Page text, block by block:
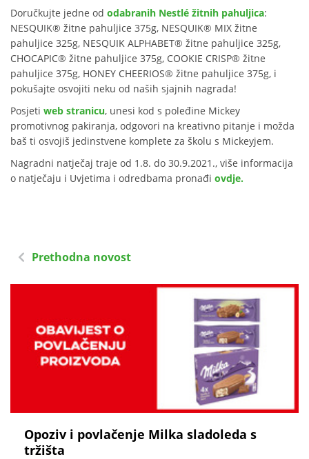
Doručkujte jedne od odabranih Nestlé žitnih pahuljica:
NESQUIK® žitne pahuljice 375g, NESQUIK® MIX žitne
pahuljice 325g, NESQUIK ALPHABET® žitne pahuljice 325g,
CHOCAPIC® žitne pahuljice 375g, COOKIE CRISP® žitne
pahuljice 375g, HONEY CHEERIOS® žitne pahuljice 375g, i
pokušajte osvojiti neku od naših sjajnih nagrada!
Posjeti web stranicu, unesi kod s poleđine Mickey
promotivnog pakiranja, odgovori na kreativno pitanje i možda
baš ti osvojiš jedinstvene komplete za školu s Mickeyjem.
Nagradni natječaj traje od 1.8. do 30.9.2021., više informacija
o natječaju i Uvjetima i odredbama pronađi ovdje.
Prethodna novost
Opoziv i povlačenje Milka sladoleda s
tržišta